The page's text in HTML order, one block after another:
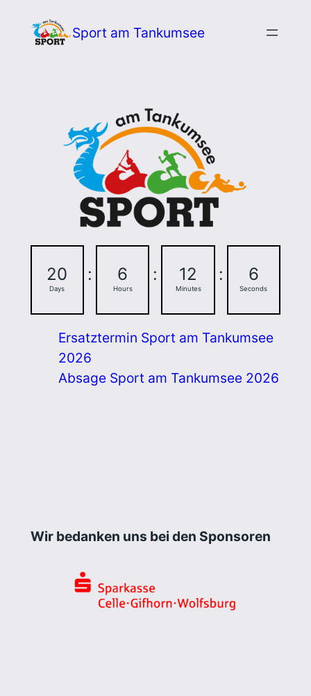
Inhalt
Sport am Tankumsee
20
Days
: 6
Hours
: 12
Minutes
: 5
Seconds
Ersatztermin Sport am Tankumsee
2026
Absage Sport am Tankumsee 2026
Wir bedanken uns bei den Sponsoren